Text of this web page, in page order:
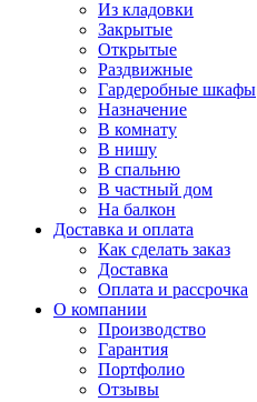
Из кладовки
Закрытые
Открытые
Раздвижные
Гардеробные шкафы
Назначение
В комнату
В нишу
В спальню
В частный дом
На балкон
Доставка и оплата
Как сделать заказ
Доставка
Оплата и рассрочка
О компании
Производство
Гарантия
Портфолио
Отзывы